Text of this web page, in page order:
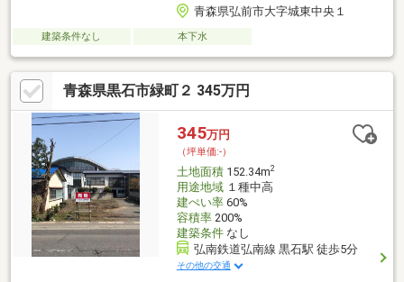
青森県弘前市大字城東中央１
建築条件なし 本下水
青森県黒石市緑町２ 345万円
345万円
（坪単価:-）
土地面積152.34m2
用途地域１種中高
建ぺい率60%
容積率200%
建築条件なし
弘南鉄道弘南線 黒石駅 徒歩5分
その他の交通